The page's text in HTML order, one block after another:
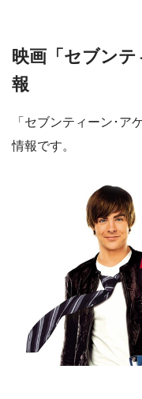
映画「セブン
報
「セブンティーン･ア
情報です。